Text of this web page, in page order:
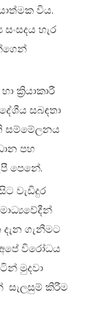
විය.
හැර
ක්‍රියාකාරී
සබඳතා
සම්මේලනය
පහ
පෙනේ.
වැඩිදුර
ගැනීමට
විරෝධය
මුදවා
කිරීම